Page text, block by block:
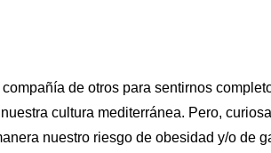
de otros para sentirnos
cultura mediterránea. Pero,
nuestro riesgo de obesidad y/o de